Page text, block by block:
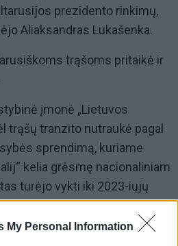
My Personal Information
prezidento rinkimų,
Aliaksandras Lukašenka.
trąšoms pritaikė ir
įmonė „Lietuvos
trąšų tranzito nutraukė pagal
sprendimą, kuriame
kelia grėsmę nacionaliniam
turėjo vykti iki 2023-iųjų